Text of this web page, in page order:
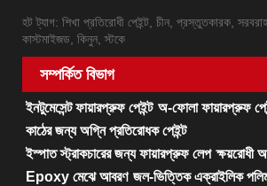
হট ট্যাগ: শিখা প্রতিরোধী পেইন্ট, চীন, প্রস্তুতকারক,
কাস্টমাইজড, কিনুন, স্টকে
সম্পর্কিত বিভাগ
ইনটুমেসেন্ট ফায়ারপ্রুফ পেইন্ট অ-ফোলা ফায়ারপ্রুফ
কাঠের জন্য অগ্নি প্রতিরোধক পেইন্ট
ইস্পাত স্ট্রাকচারের জন্য ফায়ারপ্রুফ লেপ ক্ষয়রোধী
Epoxy মেঝে আবরণ জল-ভিত্তিক এক্রাইলিক